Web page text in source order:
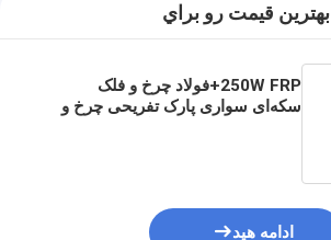
بهترين قيمت رو براي
250W FRP+فولاد چرخ و فلک
سکه‌ای سواری پارک تفریحی چرخ و
ادامه هید